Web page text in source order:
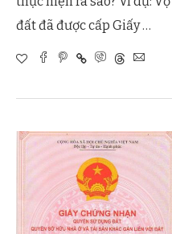
đất đã được cấp Giấy …